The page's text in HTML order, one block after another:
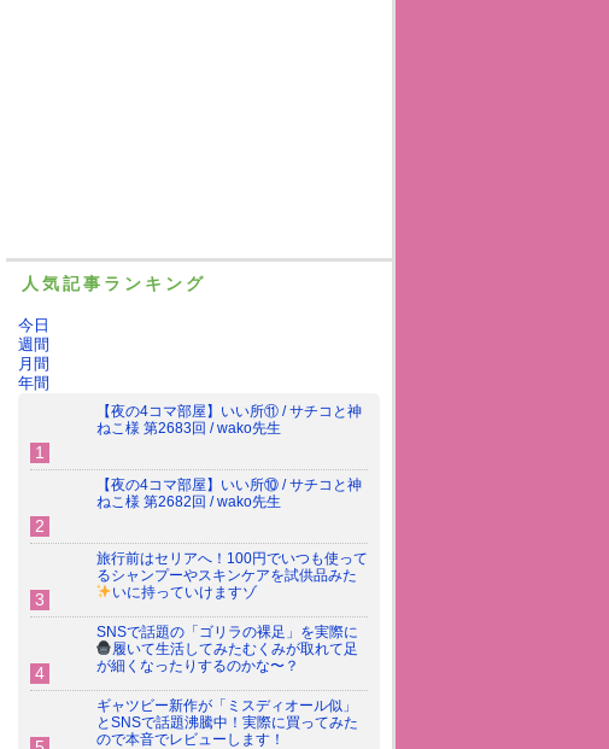
人気記事ランキング
今日
週間
月間
年間
【夜の4コマ部屋】いい所⑪ / サチコと神
ねこ様 第2683回 / wako先生
【夜の4コマ部屋】いい所⑩ / サチコと神
ねこ様 第2682回 / wako先生
旅行前はセリアへ！100円でいつも使って
るシャンプーやスキンケアを試供品みた
いに持っていけますゾ
SNSで話題の「ゴリラの裸足」を実際に
履いて生活してみたむくみが取れて足
が細くなったりするのかな〜？
ギャツビー新作が「ミスディオール似」
とSNSで話題沸騰中！実際に買ってみた
ので本音でレビューします！